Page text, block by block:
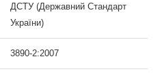
ДСТУ (Державний Стандарт
України)
3890-2:2007